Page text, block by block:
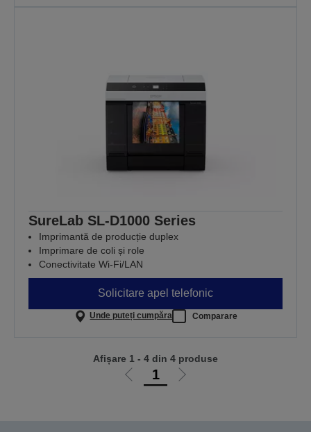
SureLab SL-D1000 Series
Imprimantă de producție duplex
Imprimare de coli și role
Conectivitate Wi-Fi/LAN
Solicitare apel telefonic
Unde puteți cumpăra Comparare
Mergi
1
Mergi
Afișare 1 - 4 din 4 produse